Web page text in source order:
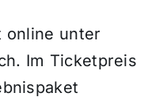
online unter
Im Ticketpreis